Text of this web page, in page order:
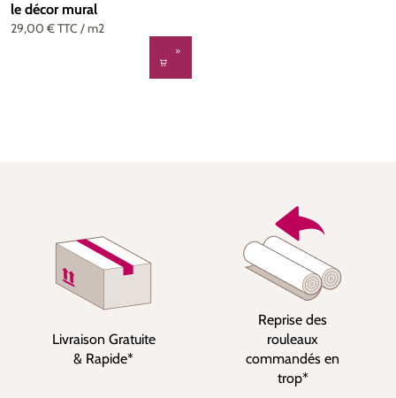
29,00 €TTC / m2
le décor mural
Livraison Gratuite
& Rapide*
Reprise des
rouleaux
commandés en
trop*